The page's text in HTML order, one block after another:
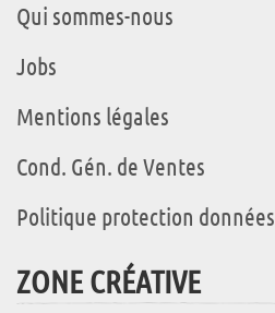
Qui sommes-nous
Jobs
Mentions légales
Cond. Gén. de Ventes
Politique protection données
ZONE CRÉATIVE